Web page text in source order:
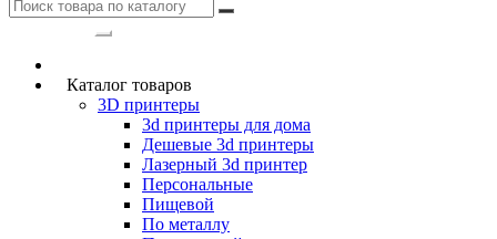
Каталог товаров
3D принтеры
3d принтеры для дома
Дешевые 3d принтеры
Лазерный 3d принтер
Персональные
Пищевой
По металлу